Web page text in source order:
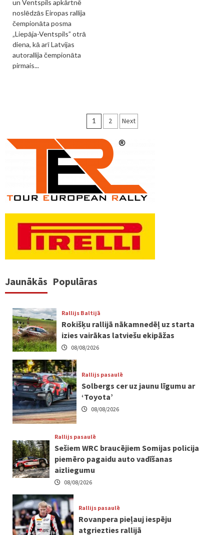
un Ventspils apkārtnē
noslēdzās Eiropas rallija
čempionāta posma
„Liepāja-Ventspils” otrā
diena, kā arī Latvijas
autorallija čempionāta
pirmais...
Ziņu
numerācija
pēc
lappusēm
1 2 Next
Jaunākās Populāras
Rallijs Baltijā
Rokišķu rallijā nākamnedēļ uz starta
izies vairākas latviešu ekipāžas
08/08/2026
Rallijs pasaulē
Solbergs cer uz jaunu līgumu ar
‘Toyota’
08/08/2026
Rallijs pasaulē
Sešiem WRC braucējiem Somijas policija
piemēro pagaidu auto vadīšanas
aizliegumu
08/08/2026
Rallijs pasaulē
Rovanpera pieļauj iespēju
atgriezties rallijā